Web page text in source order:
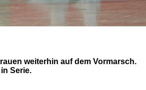
weiterhin auf dem Vormarsch.
Serie.